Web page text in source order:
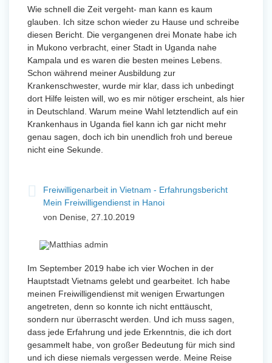
Wie schnell die Zeit vergeht- man kann es kaum
glauben. Ich sitze schon wieder zu Hause und schreibe
diesen Bericht. Die vergangenen drei Monate habe ich
in Mukono verbracht, einer Stadt in Uganda nahe
Kampala und es waren die besten meines Lebens.
Schon während meiner Ausbildung zur
Krankenschwester, wurde mir klar, dass ich unbedingt
dort Hilfe leisten will, wo es mir nötiger erscheint, als hier
in Deutschland. Warum meine Wahl letztendlich auf ein
Krankenhaus in Uganda fiel kann ich gar nicht mehr
genau sagen, doch ich bin unendlich froh und bereue
nicht eine Sekunde.
Freiwilligenarbeit in Vietnam - Erfahrungsbericht
Mein Freiwilligendienst in Hanoi
von Denise, 27.10.2019
Im September 2019 habe ich vier Wochen in der
Hauptstadt Vietnams gelebt und gearbeitet. Ich habe
meinen Freiwilligendienst mit wenigen Erwartungen
angetreten, denn so konnte ich nicht enttäuscht,
sondern nur überrascht werden. Und ich muss sagen,
dass jede Erfahrung und jede Erkenntnis, die ich dort
gesammelt habe, von großer Bedeutung für mich sind
und ich diese niemals vergessen werde. Meine Reise